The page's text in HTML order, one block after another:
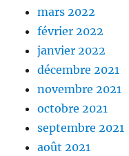
mars 2022
février 2022
janvier 2022
décembre 2021
novembre 2021
octobre 2021
septembre 2021
août 2021